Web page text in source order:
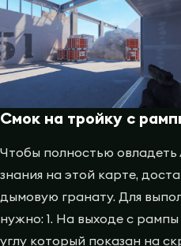
Смок на тройку с
Чтобы полностью
знания на этой карте,
дымовую гранату. Для
нужно: 1. На выходе с
углу который показан на